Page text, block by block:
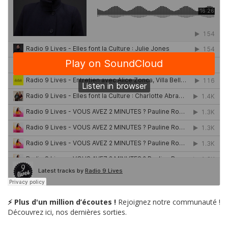
⚡ Plus d'un million d’écoutes ! Rejoignez notre communauté !
Découvrez ici, nos dernières sorties.